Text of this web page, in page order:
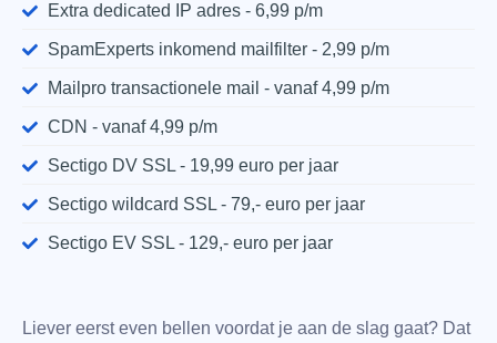
Extra dedicated IP adres - 6,99 p/m​
SpamExperts inkomend mailfilter - 2,99 p/m
Mailpro transactionele mail - vanaf 4,99 p/m
CDN - vanaf 4,99 p/m
Sectigo DV SSL - 19,99 euro per jaar
Sectigo wildcard SSL - 79,- euro per jaar
Sectigo EV SSL - 129,- euro per jaar
Liever eerst even bellen voordat je aan de slag gaat? Dat